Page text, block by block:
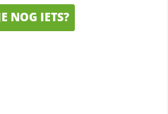
NOG IETS?